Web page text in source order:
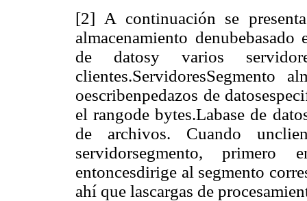
[2] A continuación se
almacenamiento
de datosy varios
clientes.ServidoresSegmento
oescribenpedazos de
el rangode bytes.Labase de
de archivos. Cuando
servidorsegmento, primero
entoncesdirige al segmento
ahí que lascargas de